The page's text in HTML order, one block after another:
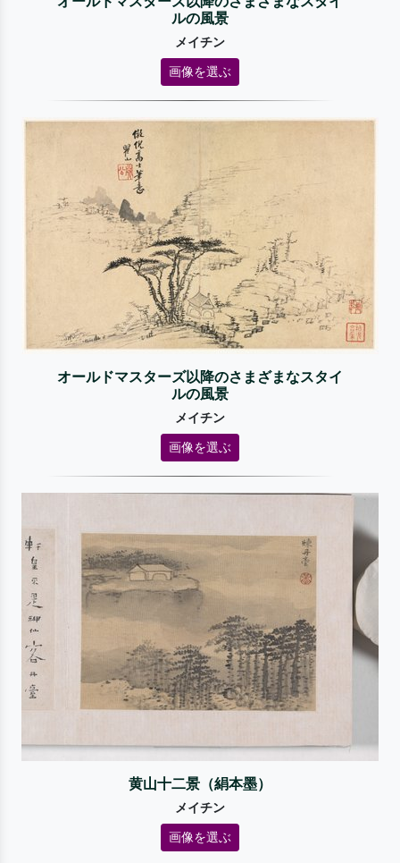
ルの風景
メイチン
画像を選ぶ
オールドマスターズ以降のさまざまなスタイ
ルの風景
メイチン
画像を選ぶ
黄山十二景（絹本墨）
メイチン
画像を選ぶ